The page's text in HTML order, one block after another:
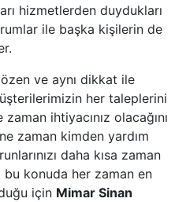
hizmetlerden duydukları
ile başka kişilerin de
ve aynı dikkat ile
her taleplerini
ihtiyacınız olacağını
zaman kimden yardım
daha kısa zaman
konuda her zaman en
için Mimar Sinan